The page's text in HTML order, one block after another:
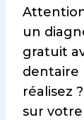
un
gratuit
dentaire
réalisez
sur